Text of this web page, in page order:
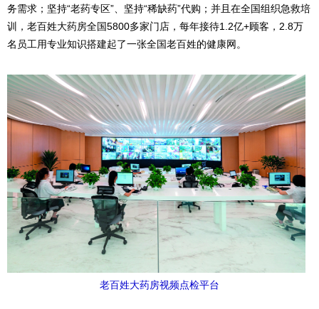
务需求；坚持“老药专区”、坚持“稀缺药”代购；并且在全国组织急救培
训，老百姓大药房全国5800多家门店，每年接待1.2亿+顾客，2.8万
名员工用专业知识搭建起了一张全国老百姓的健康网。
老百姓大药房视频点检平台